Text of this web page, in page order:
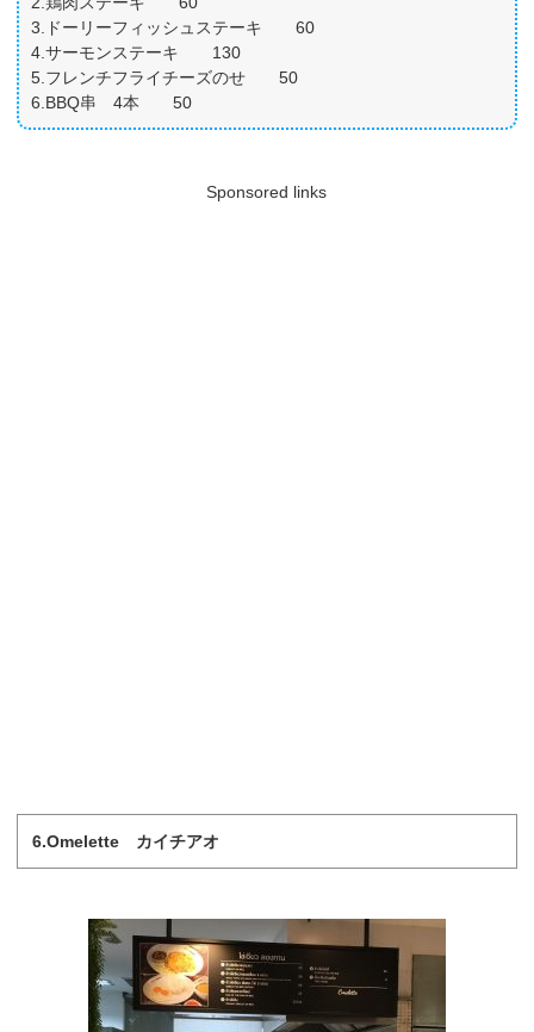
3.ドーリーフィッシュステーキ 60
4.サーモンステーキ 130
5.フレンチフライチーズのせ 50
6.BBQ串 4本 50
Sponsored links
6.Omelette カイチアオ